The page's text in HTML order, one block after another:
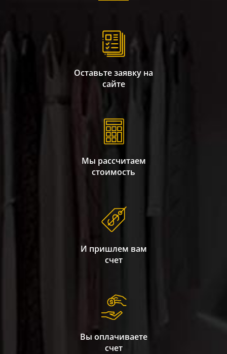
Оставьте заявку на
сайте
Мы рассчитаем
стоимость
И пришлем вам
счет
Вы оплачиваете
счет